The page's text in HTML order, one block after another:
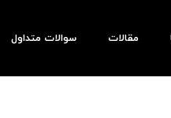
مقالات سوالات متداول